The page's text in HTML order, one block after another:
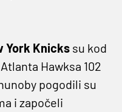
York Knicks su kod
Hawksa 102
pogodili su
i započeli